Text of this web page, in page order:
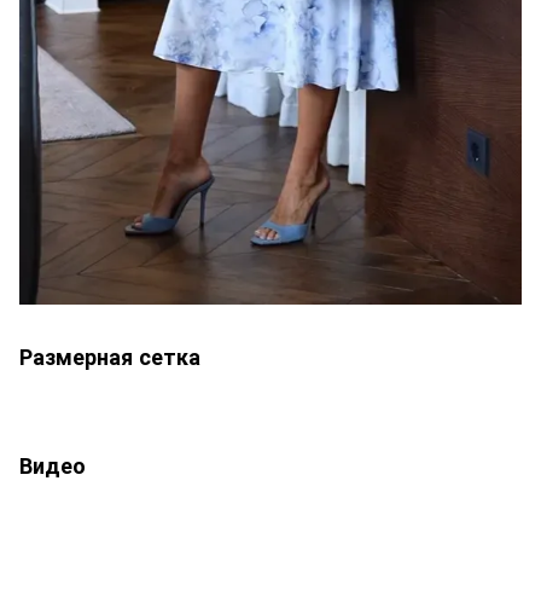
Размерная сетка
Видео